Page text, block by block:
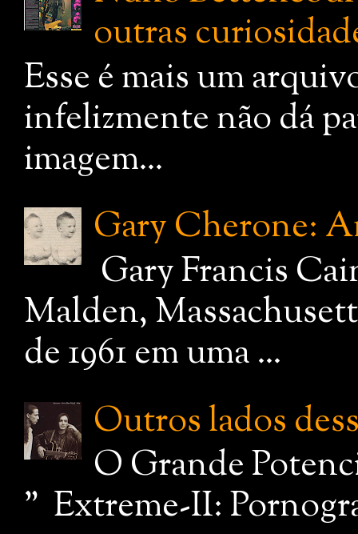
outras
Esse é mais um
infelizmente não dá
imagem...
Gary Cherone:
Gary Francis
Malden,
de 1961 em uma ...
Outros lados
O Grande
" Extreme-II: